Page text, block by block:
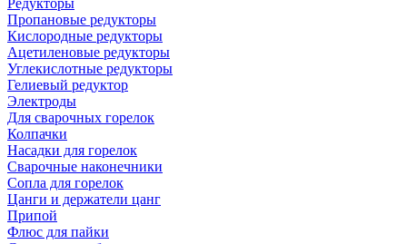
Редукторы
Пропановые редукторы
Кислородные редукторы
Ацетиленовые редукторы
Углекислотные редукторы
Гелиевый редуктор
Электроды
Для сварочных горелок
Колпачки
Насадки для горелок
Сварочные наконечники
Сопла для горелок
Цанги и держатели цанг
Припой
Флюс для пайки